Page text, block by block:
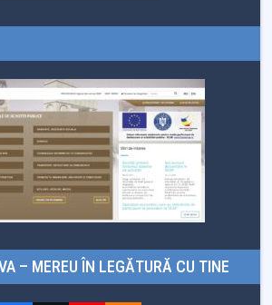
– MEREU ÎN LEGĂTURĂ CU TINE